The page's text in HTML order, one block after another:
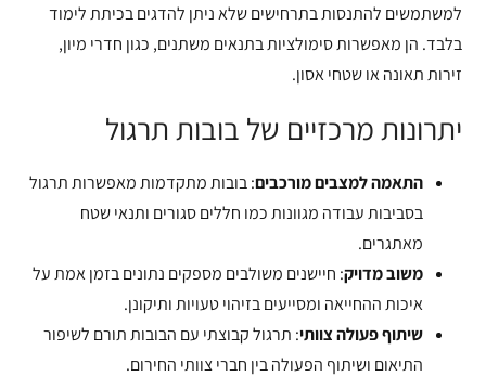
למשתמשים להתנסות בתרחישים שלא ניתן להדגים בכיתת לימוד
בלבד. הן מאפשרות סימולציות בתנאים משתנים, כגון חדרי מיון,
זירות תאונה או שטחי אסון.
יתרונות מרכזיים של בובות תרגול
התאמה למצבים מורכבים: בובות מתקדמות מאפשרות תרגול
בסביבות עבודה מגוונות כמו חללים סגורים ותנאי שטח
מאתגרים.
משוב מדויק: חיישנים משולבים מספקים נתונים בזמן אמת על
איכות ההחייאה ומסייעים בזיהוי טעויות ותיקונן.
שיתוף פעולה צוותי: תרגול קבוצתי עם הבובות תורם לשיפור
התיאום ושיתוף הפעולה בין חברי צוותי החירום.